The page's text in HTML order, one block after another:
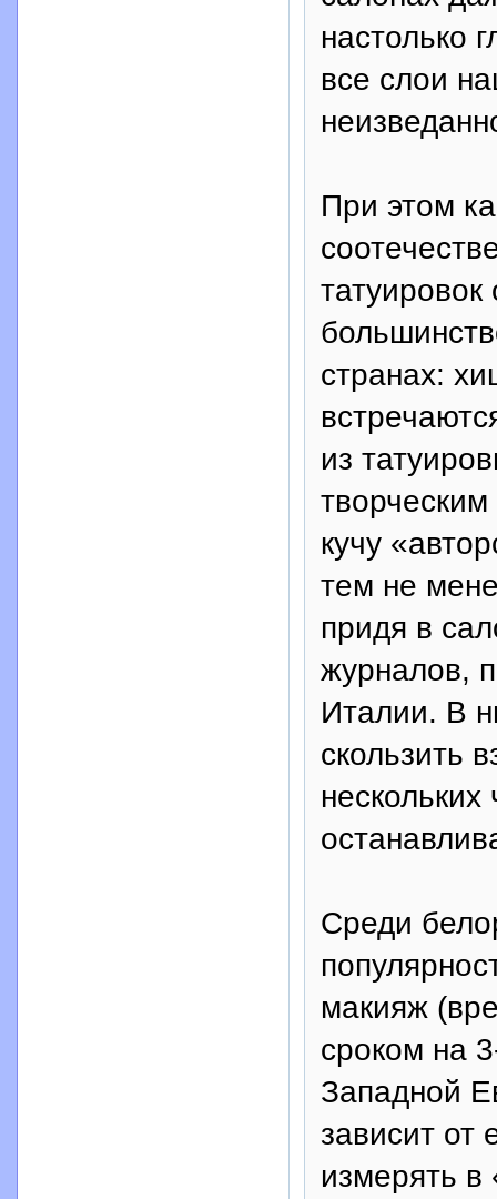
настолько
все слои
При этом
странах:
из
кучу
тем не
придя в
журналов,
Италии. В
скользить
Среди
макияж
сроком на
Западной
зависит от
измерять в